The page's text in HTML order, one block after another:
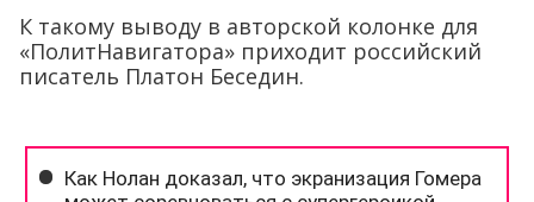
К такому выводу в авторской колонке для
«ПолитНавигатора» приходит российский
писатель Платон Беседин.